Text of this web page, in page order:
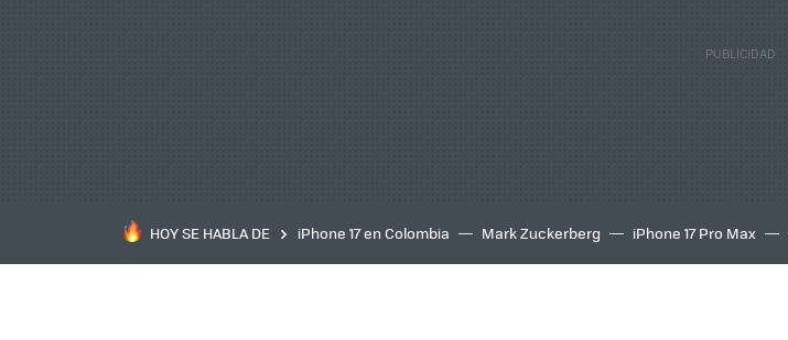
HOY SE HABLA DE iPhone 17 en Colombia Mark Zuckerberg iPhone 17 Pro Max
inteligente
IA TCL C8K